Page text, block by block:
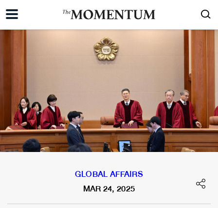
GLOBAL AFFAIRS
MAR 24, 2025